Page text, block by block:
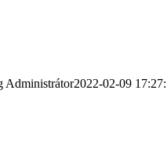
Administrátor2022-02-09